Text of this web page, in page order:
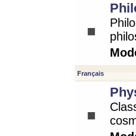
Français